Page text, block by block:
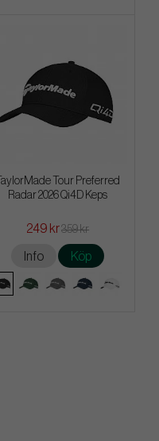
TaylorMade Tour Preferred
Radar 2026 Qi4D Keps
249 kr359 kr
Info Köp